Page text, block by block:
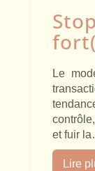
Le
et fuir
Lire